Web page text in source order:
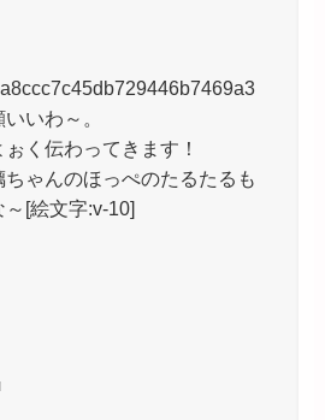
いわ～。
く伝わってきます！
ゃんのほっぺのたるたるも
[絵文字:v-10]